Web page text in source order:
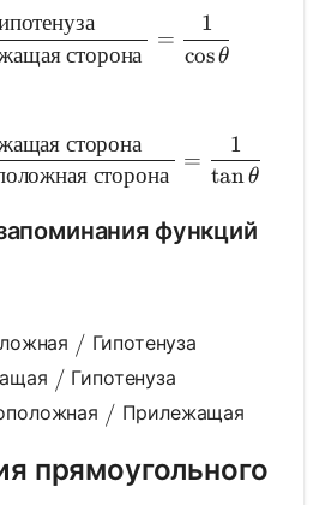
\sec \theta=\frac{\text {
сторона
=
cosθ
1
\cot \theta=\frac{\text {
сторона
сторона
=
tanθ
1
функций
/
/ Гипотенуза
/
/ Гипотенуза
/
/ Прилежащая
прямоугольного